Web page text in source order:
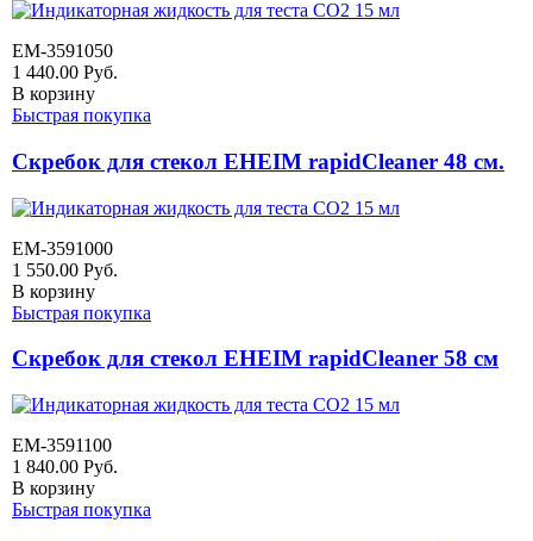
EM-3591050
1 440.00 Руб.
В корзину
Быстрая покупка
Скребок для стекол EHEIM rapidCleaner 48 см.
EM-3591000
1 550.00 Руб.
В корзину
Быстрая покупка
Скребок для стекол EHEIM rapidCleaner 58 см
EM-3591100
1 840.00 Руб.
В корзину
Быстрая покупка